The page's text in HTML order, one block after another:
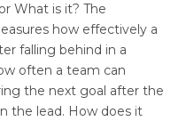
What is it? The
how effectively a
falling behind in a
often a team can
the next goal after the
the lead. How does it